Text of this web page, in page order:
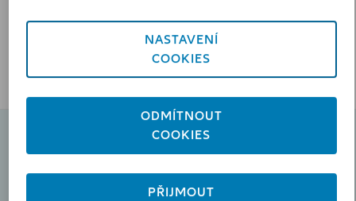
Středa
08:00-12:00, 12:30-16:00
08:00-12:00, 12:30-16:00
08:00-12:00
NASTAVENÍ
COOKIES
ODMÍTNOUT
COOKIES
PŘIJMOUT